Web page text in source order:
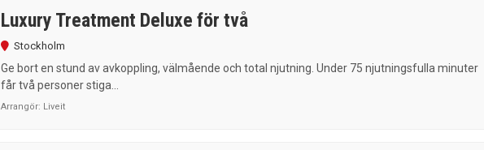
Luxury Treatment Deluxe för två
Stockholm
Ge bort en stund av avkoppling, välmående och total njutning. Under 75 njutningsfulla minuter
får två personer stiga...
Arrangör: Liveit